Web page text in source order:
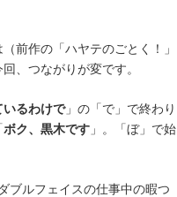
前作の「ハヤテのごとく！」
、つながりが変です。
いるわけで」の「で」で終わり
ボク、黒木です 」。「ぼ」で始
ブルフェイスの仕事中の暇つ